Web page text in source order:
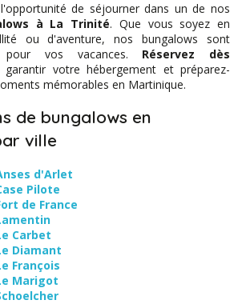
de séjourner dans un de nos
à La Trinité. Que vous soyez en
ou d'aventure, nos bungalows sont
pour vos vacances. Réservez dès
garantir votre hébergement et préparez-
mémorables en Martinique.
de bungalows en
ville
d'Arlet
Pilote
de France
Carbet
Diamant
François
Marigot